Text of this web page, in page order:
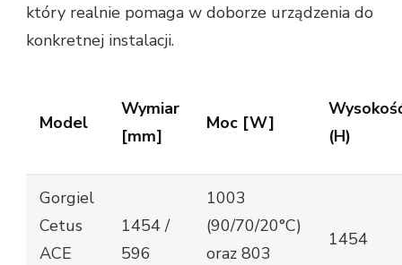
który realnie pomaga w doborze urządzenia do
konkretnej instalacji.
Model
Wymiar
[mm]
Moc [W]
(H)
Gorgiel
Cetus
ACE
1454 /
596
1003
(90/70/20°C)
oraz 803
1454